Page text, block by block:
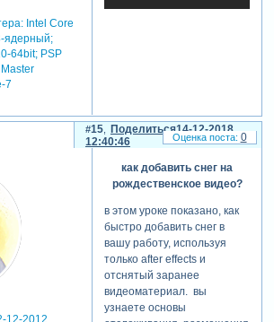
Intel Core
ядерный;
64bit; PSP
7
Поделиться
15
14-12-2018
12:40:46
12-2012
как добавить снег на
рождественское видео?
в этом уроке показано, как
быстро добавить снег в
вашу работу, используя
только after effects и
отснятый заранее
видеоматериал. вы
узнаете основы
0